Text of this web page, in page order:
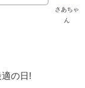
さあちゃ
ん
の日!